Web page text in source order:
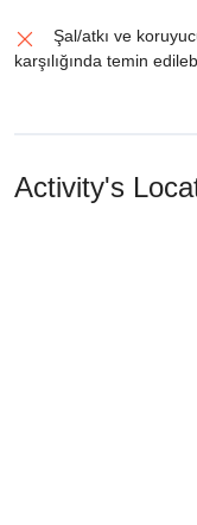
Şal/atkı ve
karşılığında temin
Activity's